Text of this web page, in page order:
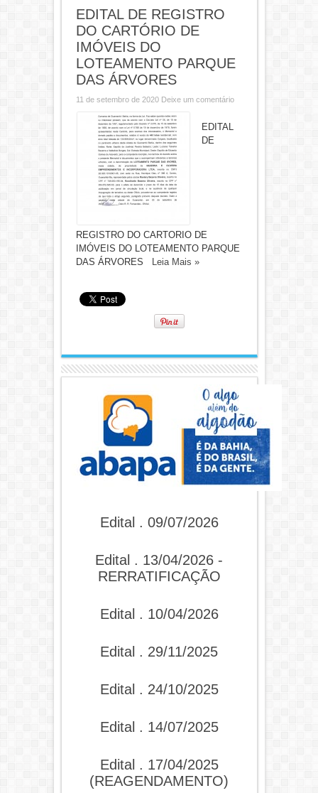
EDITAL DE REGISTRO
DO CARTÓRIO DE
IMÓVEIS DO
LOTEAMENTO PARQUE
DAS ÁRVORES
11 de setembro de 2020 Deixe um comentário
EDITAL
DE
REGISTRO DO CARTORIO DE
IMÓVEIS DO LOTEAMENTO PARQUE
DAS ÁRVORES
Leia Mais »
Edital . 09/07/2026
Edital . 13/04/2026 -
RERRATIFICAÇÃO
Edital . 10/04/2026
Edital . 29/11/2025
Edital . 24/10/2025
Edital . 14/07/2025
Edital . 17/04/2025
(REAGENDAMENTO)